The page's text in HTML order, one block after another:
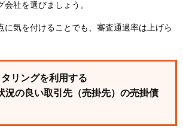
社を選びましょう。
に気を付けることでも、審査通過率は上げら
リングを利用する
況の良い取引先（売掛先）の売掛債